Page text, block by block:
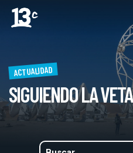
ACTUALIDAD
SIGUIENDO LA VETA